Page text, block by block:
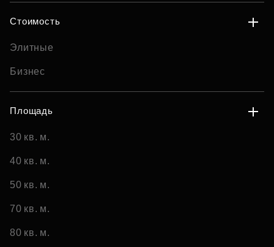
Стоимость
Элитные
Бизнес
Площадь
30 кв. м.
40 кв. м.
50 кв. м.
70 кв. м.
80 кв. м.